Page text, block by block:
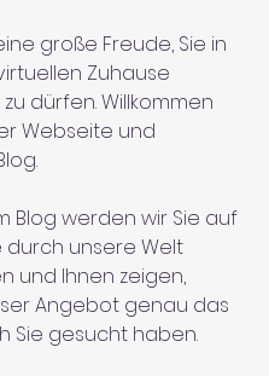
große Freude, Sie in
Zuhause
dürfen. Willkommen
Webseite und
Blog werden wir Sie auf
durch unsere Welt
und Ihnen zeigen,
Angebot genau das
Sie gesucht haben.